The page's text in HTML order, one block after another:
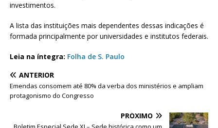
investimentos.
A lista das instituições mais dependentes dessas indicações é
formada principalmente por universidades e institutos federais.
Leia na íntegra: Folha de S. Paulo
ANTERIOR
Emendas consomem até 80% da verba dos ministérios e ampliam
protagonismo do Congresso
PRÓXIMO